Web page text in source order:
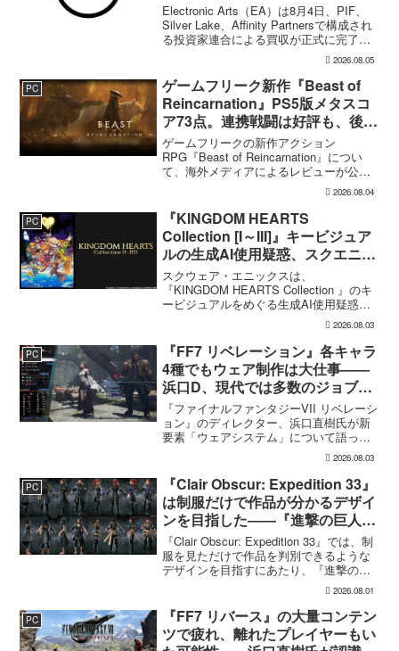
Electronic Arts（EA）は8月4日、PIF、
Silver Lake、Affinity Partnersで構成され
る投資家連合による買収が正式に完了し
たと発表した。企業価値約550億ドル規模
の取引によりEAは非公開企業となり、
普...
2026.08.05
PC
ゲームフリーク新作『Beast of
Reincarnation』PS5版メタスコ
ア73点。連携戦闘は好評も、後半
の“ボス再戦続き”には不満
ゲームフリークの新作アクション
RPG『Beast of Reincarnation』につい
て、海外メディアによるレビューが公開
された。PS5版のメタスコアは73。採点
された49件のうち25件が好評、24件が賛
否両論で、不評に分類されたレビュ...
2026.08.04
PC
『KINGDOM HEARTS
Collection [I～III]』キービジュア
ルの生成AI使用疑惑、スクエニが
否定――不自然な描写は「人為的
ミス」
スクウェア・エニックスは、
『KINGDOM HEARTS Collection 』のキ
ービジュアルをめぐる生成AI使用疑惑に
ついて、問題となったアセットは開発チ
ームが生成AIを使わず制作したもので、
不自然な箇所は「人為的ミス」によるも
のだと...
2026.08.03
PC
『FF7 リベレーション』各キャラ
4種でもウェア制作は大仕事――
浜口D、現代では多数のジョブを
1作に盛り込むのは極めて困難と
説明
『ファイナルファンタジーVII リベレーシ
ョン』のディレクター、浜口直樹氏が新
要素「ウェアシステム」について語っ
た。本作では8人のパーティキャラクター
それぞれに4種類のウェアが用意される
が、キャラクター数が多いため、作業量
はかなりのものにな...
2026.08.03
PC
『Clair Obscur: Expedition 33』
は制服だけで作品が分かるデザイ
ンを目指した――『進撃の巨人』
の制服と『BLEACH』のキャラ
造形が影響
『Clair Obscur: Expedition 33』では、制
服を見ただけで作品を判別できるような
デザインを目指すにあたり、『進撃の巨
人』を参考にしたという。あわせて、キ
ャラクター造形は『BLEACH』のシンプ
ルで印象に残るデザインから...
2026.08.01
PC
『FF7 リバース』の大量コンテン
ツで疲れ、離れたプレイヤーもい